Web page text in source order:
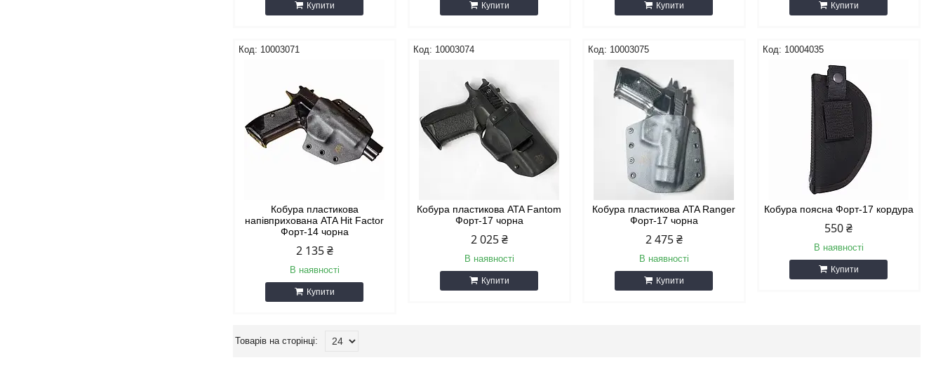
Купити Купити Купити Купити
10003071
Кобура пластикова
напівприхована ATA Hit Factor
Форт-14 чорна
2 135 ₴
В наявності
Купити
10003074
Кобура пластикова ATA Fantom
Форт-17 чорна
2 025 ₴
В наявності
Купити
10003075
Кобура пластикова ATA Ranger
Форт-17 чорна
2 475 ₴
В наявності
Купити
10004035
Кобура поясна Форт-17 кордура
550 ₴
В наявності
Купити